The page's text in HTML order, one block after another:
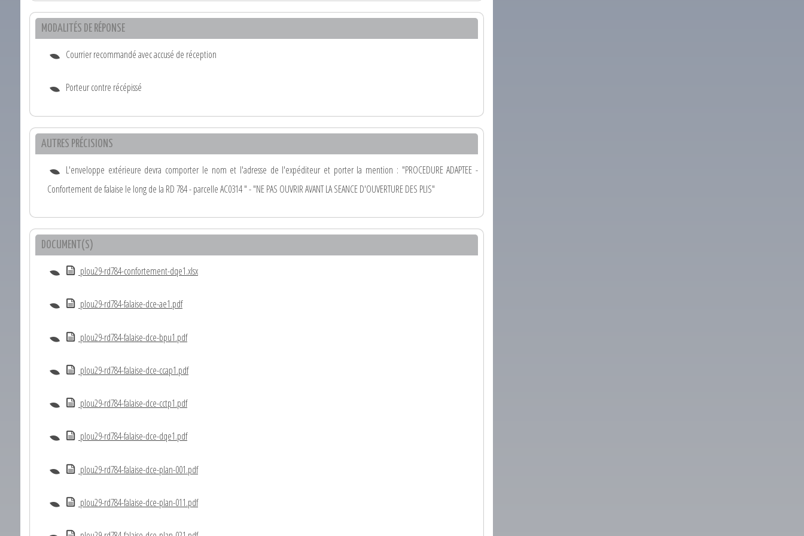
MODALITÉS DE RÉPONSE
Courrier recommandé avec accusé de réception
Porteur contre récépissé
AUTRES PRÉCISIONS
L'enveloppe extérieure devra comporter le nom et l'adresse de l'expéditeur et porter la mention : "PROCEDURE ADAPTEE -
Confortement de falaise le long de la RD 784 - parcelle AC0314 " - "NE PAS OUVRIR AVANT LA SEANCE D'OUVERTURE DES PLIS"
DOCUMENT(S)
plou29-rd784-confortement-dqe1.xlsx
plou29-rd784-falaise-dce-ae1.pdf
plou29-rd784-falaise-dce-bpu1.pdf
plou29-rd784-falaise-dce-ccap1.pdf
plou29-rd784-falaise-dce-cctp1.pdf
plou29-rd784-falaise-dce-dqe1.pdf
plou29-rd784-falaise-dce-plan-001.pdf
plou29-rd784-falaise-dce-plan-011.pdf